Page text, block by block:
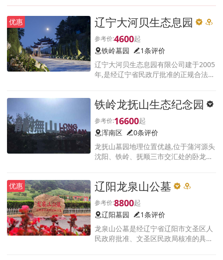
优惠 辽宁大河贝生态息园
4600
铁岭墓园
1条评价
辽宁大河贝生态息园有限公司建于2005
年,是经辽宁省民政厅批准的正规合法经
北靠大城市铁岭、与柴河水库毗邻;真山
铁岭龙抚山生态纪念园
16600
浑南区
0条评价
龙抚山墓园地理位置优越,位于蒲河源头
沈阳、铁岭、抚顺三市交汇处的卧龙山
格,遵循前公园、后陵园的设计思路,景
优惠 辽阳龙泉山公墓
8800
辽阳墓园
1条评价
龙泉山公墓是经辽宁省辽阳市文圣区人
民政府批准、文圣区民政局核准的具有